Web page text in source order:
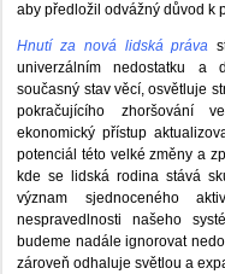
aby předložil odvážný důvod k
Hnutí za nová lidská práva
univerzálním nedostatku a
současný stav věcí, osvětluje
pokračujícího zhoršování
ekonomický přístup
potenciál této velké změny a
kde se lidská rodina stává
význam sjednoceného
nespravedlnosti našeho
budeme nadále ignorovat
zároveň odhaluje světlou a